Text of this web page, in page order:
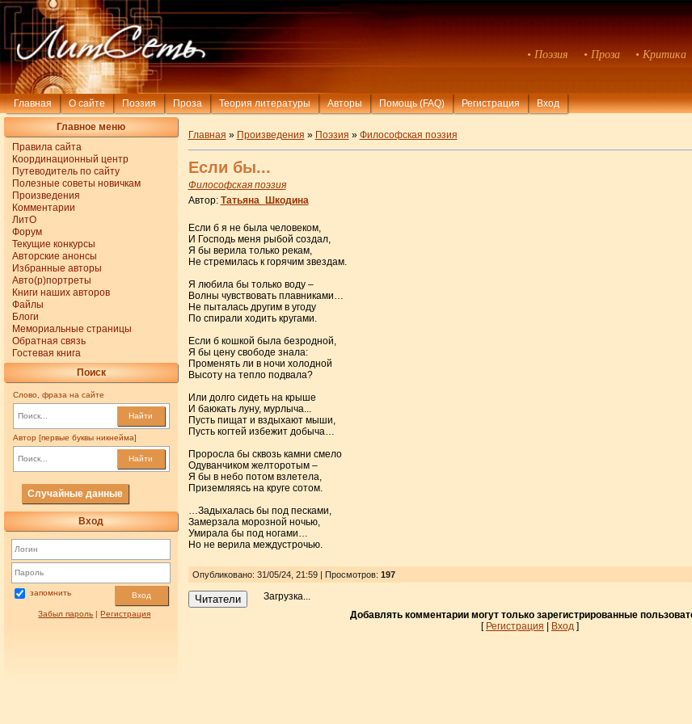
• Поэзия • Проза • Критика
Главная О сайте Поэзия Проза Теория литературы Авторы Помощь (FAQ) Регистрация Вход
Главное меню
Правила сайта
Координационный центр
Путеводитель по сайту
Полезные советы новичкам
Произведения
Комментарии
ЛитО
Форум
Текущие конкурсы
Авторские анонсы
Избранные авторы
Авто(р)портреты
Книги наших авторов
Файлы
Блоги
Мемориальные страницы
Обратная связь
Гостевая книга
Поиск
Слово, фраза на сайте
Найти
Автор [первые буквы никнейма]
Найти
Случайные данные
Вход
запомнить Вход
Забыл пароль |Регистрация
Главная » Произведения » Поэзия » Философская поэзия
Если бы...
Философская поэзия
Автор: Татьяна_Шкодина
Если б я не была человеком,
И Господь меня рыбой создал,
Я бы верила только рекам,
Не стремилась к горячим звездам.
Я любила бы только воду –
Волны чувствовать плавниками…
Не пыталась другим в угоду
По спирали ходить кругами.
Если б кошкой была безродной,
Я бы цену свободе знала:
Променять ли в ночи холодной
Высоту на тепло подвала?
Или долго сидеть на крыше
И баюкать луну, мурлыча...
Пусть пищат и вздыхают мыши,
Пусть когтей избежит добыча…
Проросла бы сквозь камни смело
Одуванчиком желторотым –
Я бы в небо потом взлетела,
Приземляясь на круге сотом.
…Задыхалась бы под песками,
Замерзала морозной ночью,
Умирала бы под ногами…
Но не верила междустрочью.
Опубликовано: 31/05/24, 21:59 | Просмотров: 197
Читатели
Загрузка...
Добавлять комментарии могут только зарегистрированные
[ Регистрация | Вход ]